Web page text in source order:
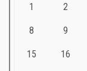
1 2
8 9
15 16